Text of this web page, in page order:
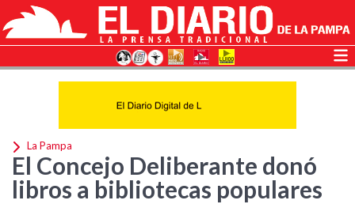
La Pampa
El Concejo Deliberante donó
libros a bibliotecas populares